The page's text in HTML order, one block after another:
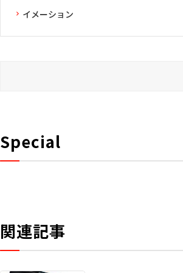
イメーション
Special
関連記事